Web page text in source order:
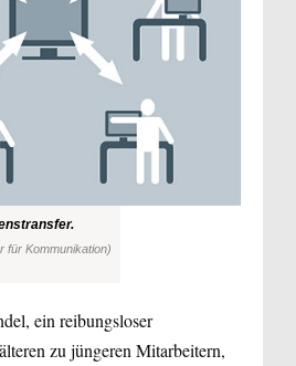
für Kommunikation)
ein reibungsloser
zu jüngeren Mitarbeitern,